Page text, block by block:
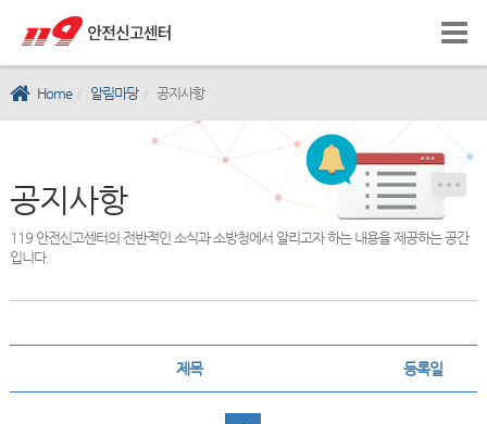
Home 알림마당 공지사항
공지사항
119 안전신고센터의 전반적인 소식과 소방청에서 알리고자 하는 내용을 제공하는 공간
입니다.
제목 등록일